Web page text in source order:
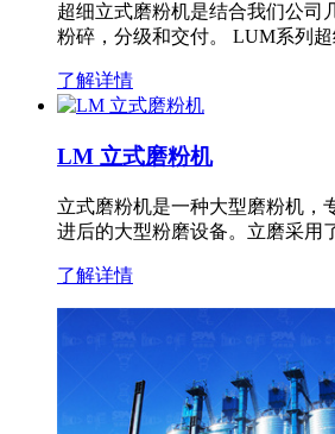
超细立式磨粉机是结合我们公司
粉碎，分级和交付。 LUM系列
了解详情
LM 立式磨粉机
立式磨粉机是一种大型磨粉机，
进后的大型粉磨设备。立磨采用
了解详情